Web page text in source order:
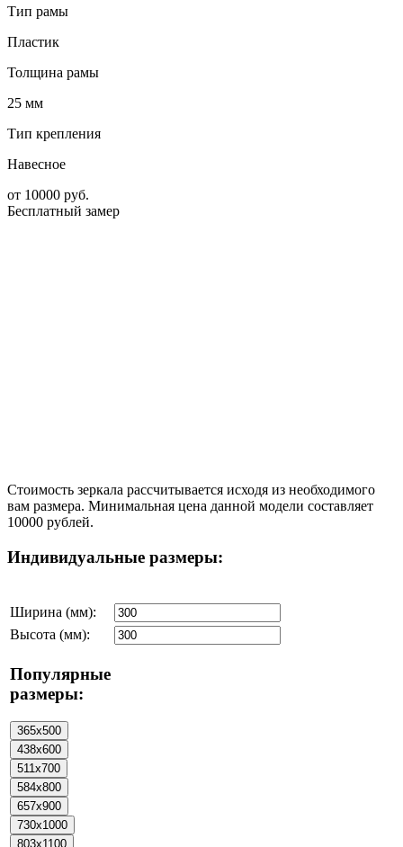
Тип рамы
Пластик
Толщина рамы
25 мм
Тип крепления
Навесное
от 10000 руб.
Бесплатный замер
Стоимость зеркала рассчитывается исходя из необходимого
вам размера. Минимальная цена данной модели составляет
10000 рублей.
Индивидуальные размеры:
Ширина (мм):
Высота (мм):
Популярные
размеры: